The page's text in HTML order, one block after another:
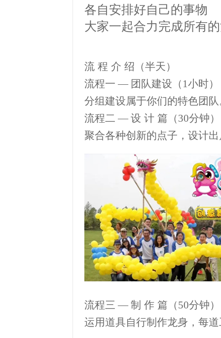
各自安排好自己的事物
大家一起合力完成所有
流 程 介 绍（半天）
流程一 — 团队建设（ 1小时）
分组建设属于你们的特色团队
流程二 — 设 计 篇（30分钟）
聚合各种创新的点子，设计
流程三 — 制 作 篇（50分钟）
运用道具自行制作龙身，每